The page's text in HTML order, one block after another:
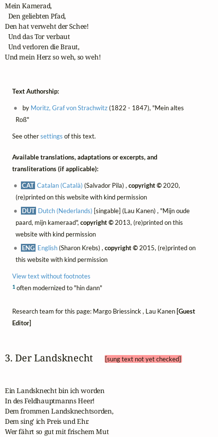
Mein Kamerad,
  Den geliebten Pfad,
Den hat verweht der Schee!
  Und das Tor verbaut
  Und verloren die Braut,
Und mein Herz so weh, so weh!
Text Authorship:
by Moritz, Graf von Strachwitz(1822 - 1847), "Mein altes
Roß"
See othersettings of this text.
Available translations, adaptations or excerpts, and
transliterations (if applicable):
CAT Catalan (Català) (Salvador Pila) ,copyright © 2020,
(re)printed on this website with kind permission
DUT Dutch (Nederlands) [singable] (Lau Kanen) , "Mijn oude
paard, mijn kameraad", copyright ©2013, (re)printed on this
website with kind permission
ENG English(Sharon Krebs) ,copyright © 2015, (re)printed on
this website with kind permission
View text without footnotes
1often modernized to "hin dann"
Research team for this page: Margo Briessinck , Lau Kanen [Guest
Editor]
3. Der Landsknecht [sung text not yet checked]
Ein Landsknecht bin ich worden
In des Feldhauptmanns Heer!
Dem frommen Landsknechtsorden,
Dem sing' ich Preis und Ehr.
Wer fährt so gut mit frischem Mut